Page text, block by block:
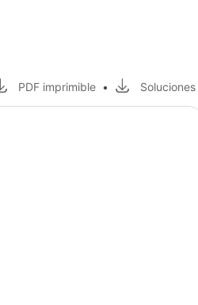
PDF imprimible • Soluciones